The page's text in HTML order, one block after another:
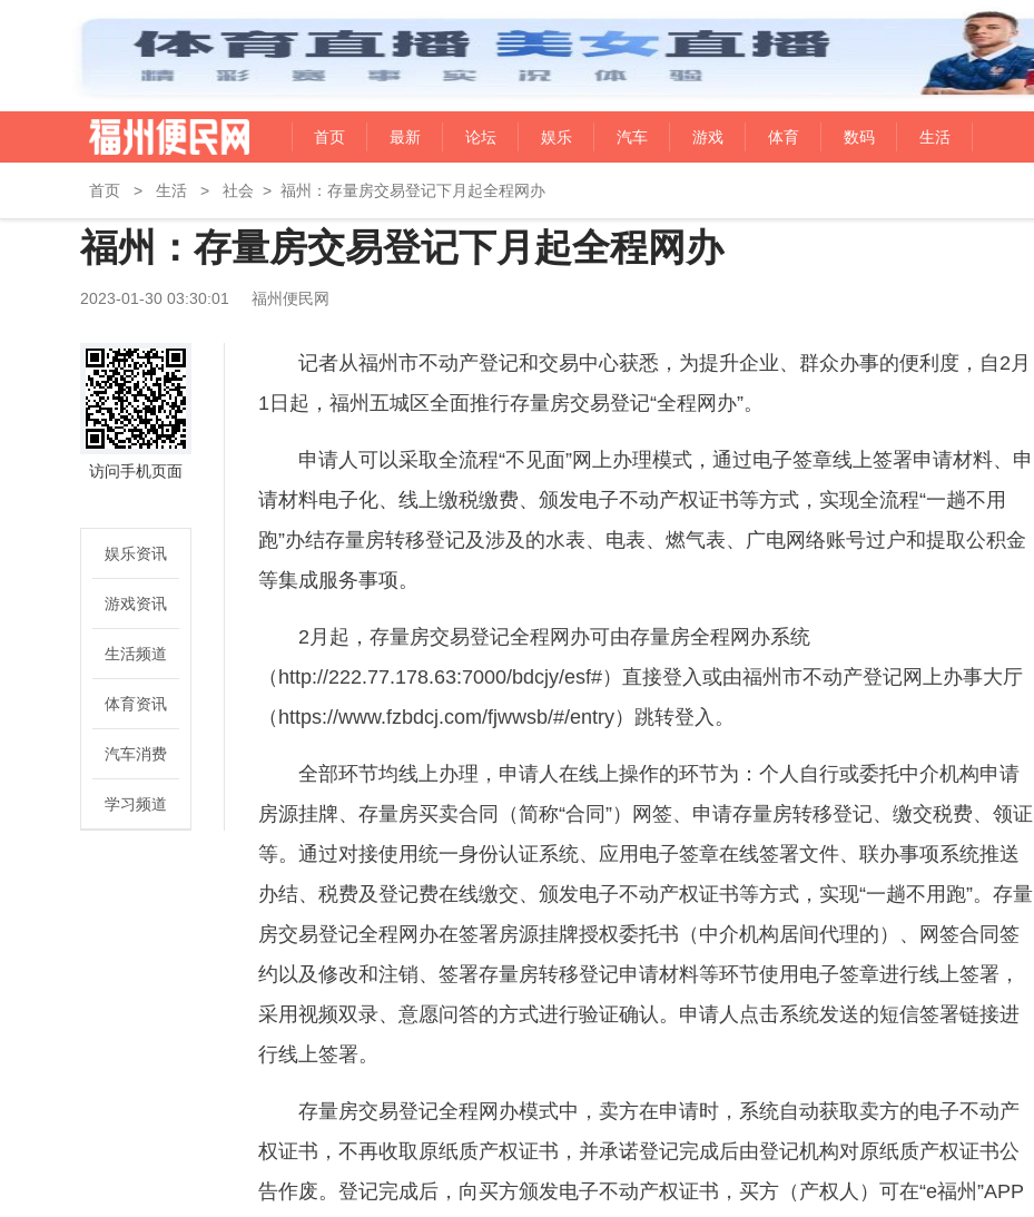
首页 最新 论坛 娱乐 汽车 游戏 体育 数码 生活
首页 > 生活 > 社会 > 福州：存量房交易登记下月起全程网办
福州：存量房交易登记下月起全程网办
2023-01-30 03:30:01 福州便民网
访问手机页面
娱乐资讯
游戏资讯
生活频道
体育资讯
汽车消费
学习频道
记者从福州市不动产登记和交易中心获悉，为提升企业、群众办事的便利度，自2月
1日起，福州五城区全面推行存量房交易登记“全程网办”。
申请人可以采取全流程“不见面”网上办理模式，通过电子签章线上签署申请材料、申
请材料电子化、线上缴税缴费、颁发电子不动产权证书等方式，实现全流程“一趟不用
跑”办结存量房转移登记及涉及的水表、电表、燃气表、广电网络账号过户和提取公积金
等集成服务事项。
2月起，存量房交易登记全程网办可由存量房全程网办系统
（http://222.77.178.63:7000/bdcjy/esf#）直接登入或由福州市不动产登记网上办事大厅
（https://www.fzbdcj.com/fjwwsb/#/entry）跳转登入。
全部环节均线上办理，申请人在线上操作的环节为：个人自行或委托中介机构申请
房源挂牌、存量房买卖合同（简称“合同”）网签、申请存量房转移登记、缴交税费、领证
等。通过对接使用统一身份认证系统、应用电子签章在线签署文件、联办事项系统推送
办结、税费及登记费在线缴交、颁发电子不动产权证书等方式，实现“一趟不用跑”。存量
房交易登记全程网办在签署房源挂牌授权委托书（中介机构居间代理的）、网签合同签
约以及修改和注销、签署存量房转移登记申请材料等环节使用电子签章进行线上签署，
采用视频双录、意愿问答的方式进行验证确认。申请人点击系统发送的短信签署链接进
行线上签署。
存量房交易登记全程网办模式中，卖方在申请时，系统自动获取卖方的电子不动产
权证书，不再收取原纸质产权证书，并承诺登记完成后由登记机构对原纸质产权证书公
告作废。登记完成后，向买方颁发电子不动产权证书，买方（产权人）可在“e福州”APP